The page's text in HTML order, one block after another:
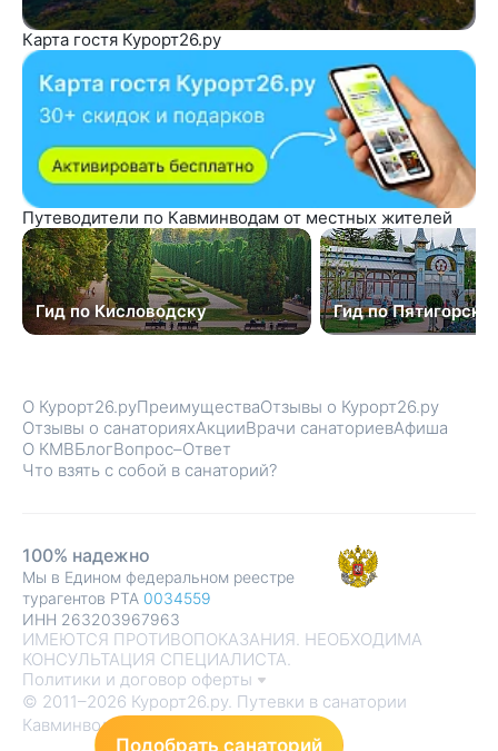
Карта гостя Курорт26.ру
Путеводители по Кавминводам от местных жителей
Гид по Кисловодску Гид по Пятигорску
О Курорт26.руПреимуществаОтзывы о Курорт26.ру
Отзывы о санаторияхАкцииВрачи санаториевАфиша
О КМВБлогВопрос–Ответ
Что взять с собой в санаторий?
ИМЕЮТСЯ ПРОТИВОПОКАЗАНИЯ. НЕОБХОДИМА
КОНСУЛЬТАЦИЯ СПЕЦИАЛИСТА.
Политики и договор оферты
© 2011–2026 Курорт26.ру. Путевки в санатории
Кавминвод
100% надежно
Мы в Едином федеральном реестре
турагентов РТА 0034559
ИНН 263203967963
Подобрать санаторий